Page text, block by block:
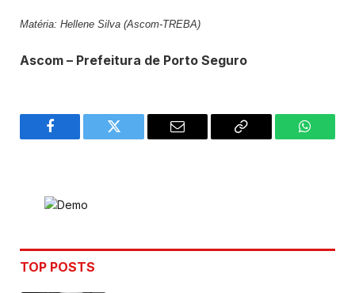
Matéria: Hellene Silva (Ascom-TREBA)
Ascom – Prefeitura de Porto Seguro
Facebook Twitter Email
Copy
TOP POSTS